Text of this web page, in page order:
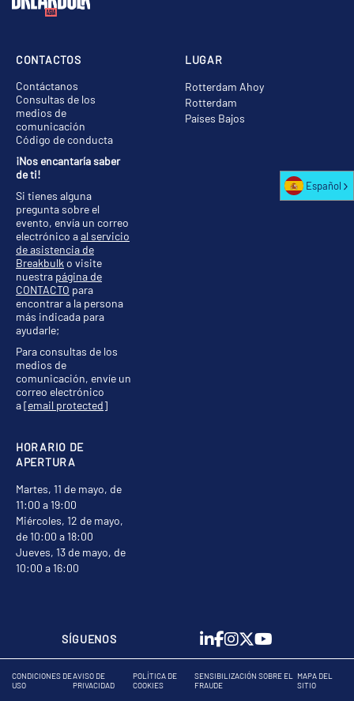
LUGAR
Rotterdam Ahoy
Rotterdam
Países Bajos
HORARIO DE
APERTURA
Martes, 11 de mayo, de
11:00 a 19:00
Miércoles, 12 de mayo,
de 10:00 a 18:00
Jueves, 13 de mayo, de
10:00 a 16:00
CONTACTOS
Contáctanos
Consultas de los
medios de
comunicación
Código de conducta
¡Nos encantaría saber
de ti!
Si tienes alguna
pregunta sobre el
evento, envía un correo
electrónico aal servicio
de asistencia de
Breakbulk o visite
nuestra página de
CONTACTO para
encontrar a la persona
más indicada para
ayudarle;
Para consultas de los
medios de
comunicación, envíe un
correo electrónico
a[email protected]
SÍGUENOS
CONDICIONES DE
USO
AVISO DE
PRIVACIDAD
POLÍTICA DE
COOKIES
SENSIBILIZACIÓN SOBRE EL
FRAUDE
MAPA DEL
SITIO
Español